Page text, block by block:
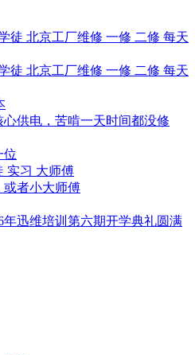
徒 北京工厂维修 一修 二修 每天
徒 北京工厂维修 一修 二修 每天
供电，苦啃一天时间都没修
位
实习 大师傅
或者小大师傅
年迅维培训第六期开学典礼圆满